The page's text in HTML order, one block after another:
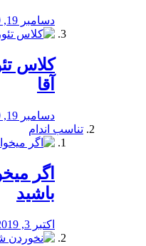
دسامبر 19, 2019
آقا
دسامبر 19, 2019
تناسب اندام
اگر
باشید
اکتبر 3, 2019